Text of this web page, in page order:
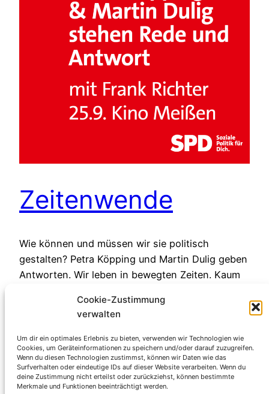
Cookie-Zustimmung
verwalten
Um dir ein optimales Erlebnis zu bieten, verwenden wir Technologien wie
Cookies, um Geräteinformationen zu speichern und/oder darauf zuzugreifen.
Wenn du diesen Technologien zustimmst, können wir Daten wie das
Surfverhalten oder eindeutige IDs auf dieser Website verarbeiten. Wenn du
deine Zustimmung nicht erteilst oder zurückziehst, können bestimmte
Merkmale und Funktionen beeinträchtigt werden.
Zeitenwende
Wie können und müssen wir sie politisch
gestalten? Petra Köpping und Martin Dulig geben
Antworten. Wir leben in bewegten Zeiten. Kaum
Klimaerwärmung, einer auf dem Kopf stehenden
Alterspyramide und Fach- und
Arbeitskräftemangel noch nicht zu spüren
bekommen hat. Politik ist dazu da, Probleme zu
lösen. Politikerinnen und Politiker können…
15. September 2023